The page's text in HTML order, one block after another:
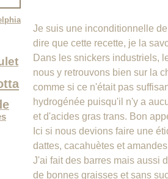
Je suis une inconditionnelle
dire que cette recette, je la
Dans les snickers industriels,
nous y retrouvons bien sur la
comme si ce n'était pas
hydrogénée puisqu'il n'y a
et d'acides gras trans. Bon
Ici si nous devions faire une
dattes, cacahuètes et
J'ai fait des barres mais aussi
de bonnes graisses et sans